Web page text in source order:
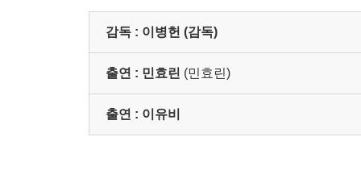
* 포스터 촬영 (08:09)
* 뮤직비디오 "스물" (03:46)
*뮤직비디오 "취향저격" (03:33)
- 예고편 (1:46)
* 서플먼트 내용은 제작사의 사정상 변경, 추가 또
감독 : 이병헌 (감독)
출연 : 민효린 (민효린)
출연 : 이유비